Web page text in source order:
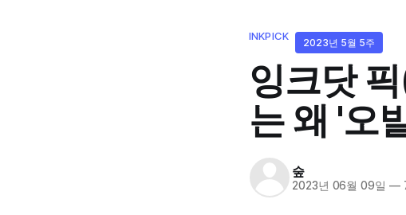
INKPICK
2023년 5월 5주
잉크닷
는 왜 '오
숲
2023년 06월 09일 —